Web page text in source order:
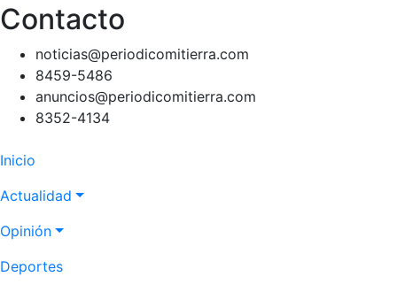
Contacto
noticias@periodicomitierra.com
8459-5486
anuncios@periodicomitierra.com
8352-4134
Navegación
principal
Inicio
Actualidad
Opinión
Deportes